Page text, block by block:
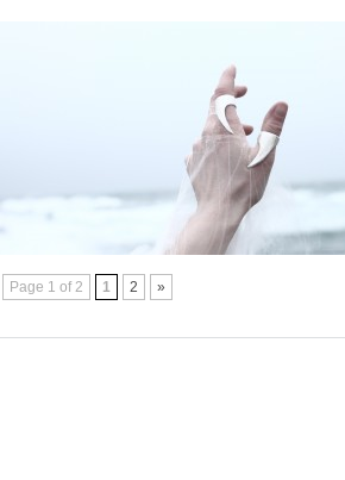
Page 1 of 2 1 2 »